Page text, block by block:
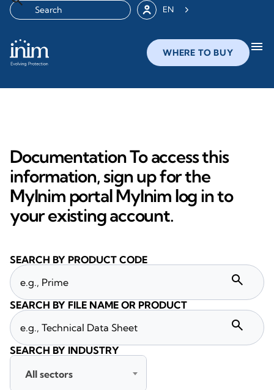
EN
WHERE TO BUY menu
Documentation To access this
information, sign up for the
MyInim portal MyInim log in to
your existing account.
SEARCH BY PRODUCT CODE
search
SEARCH BY FILE NAME OR PRODUCT
search
SEARCH BY INDUSTRY
All sectors